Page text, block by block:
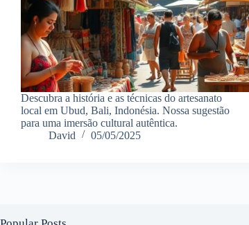
Descubra a história e as técnicas do artesanato
local em Ubud, Bali, Indonésia. Nossa sugestão
para uma imersão cultural autêntica.
David
05/05/2025